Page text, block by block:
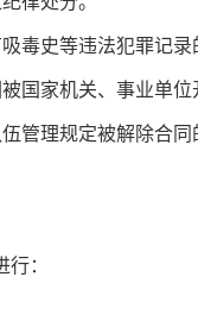
毒史等违法犯罪记录
国家机关、事业单位
管理规定被解除合同
：